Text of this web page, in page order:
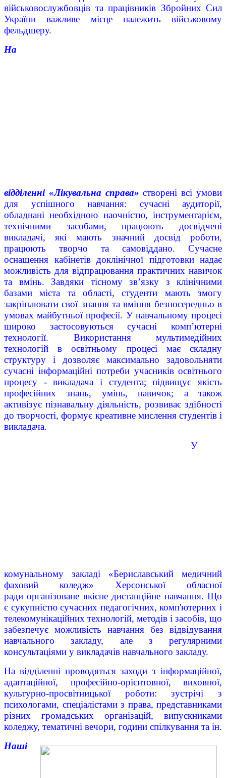
військовослужбовців та працівників Збройних Сил
України важливе місце належить військовому
фельдшеру.
На
відділенні «Лікувальна справа» cтворені всі умови
для успішного навчання: сучасні аудиторії,
обладнані необхідною наочністю, інструментарієм,
технічними засобами, працюють досвідчені
викладачі, які мають значний досвід роботи,
працюють творчо та самовіддано. Сучасне
оснащення кабінетів доклінічної підготовки надає
можливість для відпрацювання практичних навичок
та вмінь. Завдяки тісному зв’язку з клінічними
базами міста та області, студенти мають змогу
закріплювати свої знання та вміння безпосередньо в
умовах майбутньої професії. У навчальному процесі
широко застосовуються сучасні комп’ютерні
технології. Використання мультимедійних
технологій в освітньому процесі має складну
структуру і дозволяє максимально задовольняти
сучасні інформаційні потреби учасників освітнього
процесу - викладача і студента; підвищує якість
професійних знань, умінь, навичок; а також
активізує пізнавальну діяльність, розвиває здібності
до творчості, формує креативне мислення студентів і
викладача.
У
комунальному закладі «Бериславський медичний
фаховий коледж» Херсонської обласної
ради організоване якісне дистанційне навчання. Що
є сукупністю сучасних педагогічних, комп'ютерних і
телекомунікаційних технологій, методів і засобів, що
забезпечує можливість навчання без відвідування
навчального закладу, але з регулярними
консультаціями у викладачів навчального закладу.
На відділенні проводяться заходи з інформаційної,
адаптаційної, професійно-орієнтовної, виховної,
культурно-просвітницької роботи: зустрічі з
психологами, спеціалістами з права, представниками
різних громадських організацій, випускниками
коледжу, тематичні вечори, години спілкування та ін.
Наші